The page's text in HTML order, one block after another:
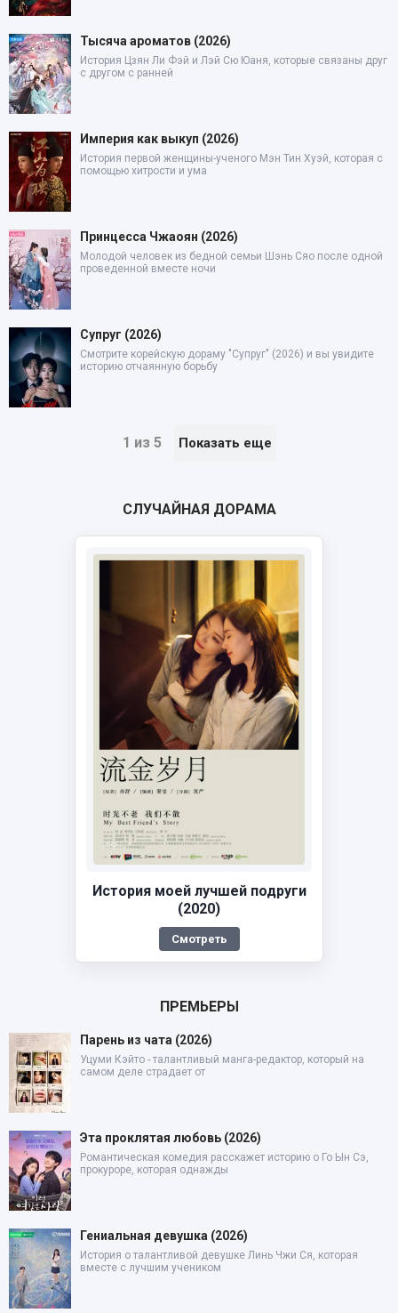
Тысяча ароматов (2026)
История Цзян Ли Фэй и Лэй Сю Юаня, которые связаны друг
с другом с ранней
Империя как выкуп (2026)
История первой женщины-ученого Мэн Тин Хуэй, которая с
помощью хитрости и ума
Принцесса Чжаоян (2026)
Молодой человек из бедной семьи Шэнь Сяо после одной
проведенной вместе ночи
Супруг (2026)
Смотрите корейскую дораму "Супруг" (2026) и вы увидите
историю отчаянную борьбу
1 из 5 Показать еще
СЛУЧАЙНАЯ ДОРАМА
История моей лучшей подруги
(2020)
Смотреть
ПРЕМЬЕРЫ
Парень из чата (2026)
Уцуми Кэйто - талантливый манга-редактор, который на
самом деле страдает от
Эта проклятая любовь (2026)
Романтическая комедия расскажет историю о Го Ын Сэ,
прокуроре, которая однажды
Гениальная девушка (2026)
История о талантливой девушке Линь Чжи Ся, которая
вместе с лучшим учеником